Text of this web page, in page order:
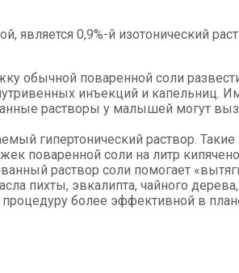
0,9%-й изотонический
обычной поваренной соли
инъекций и капельниц.
растворы у малышей могут
гипертонический раствор.
поваренной соли на литр
раствор соли помогает
пихты, эвкалипта, чайного
более эффективной в